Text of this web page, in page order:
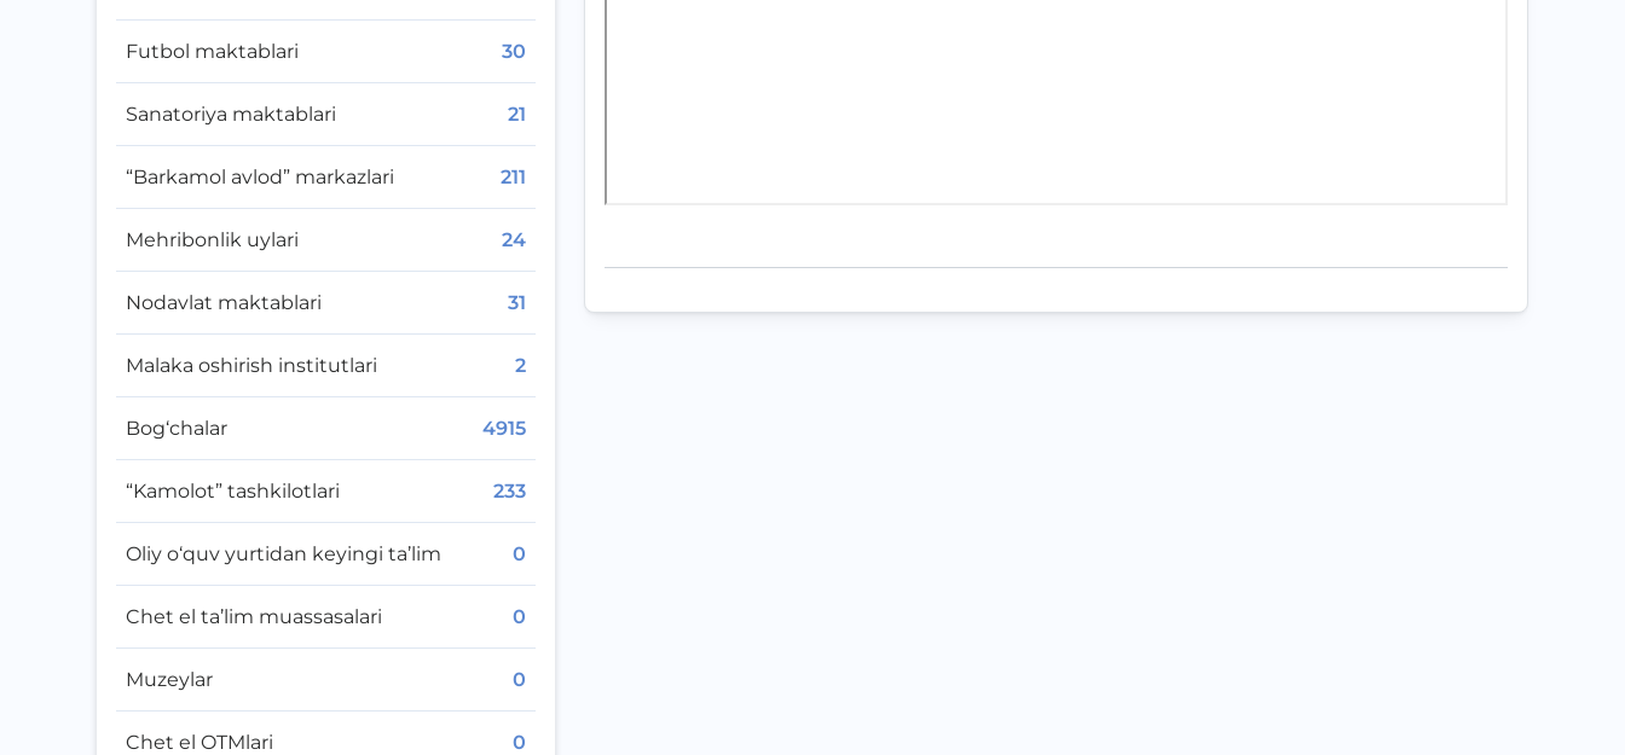
Futbol maktablari 30
Sanatoriya maktablari 21
“Barkamol avlod” markazlari 211
Mehribonlik uylari 24
Nodavlat maktablari 31
Malaka oshirish institutlari 2
Bog‘chalar 4915
“Kamolot” tashkilotlari 233
Oliy o‘quv yurtidan keyingi ta’lim 0
Chet el ta’lim muassasalari 0
Muzeylar 0
Chet el OTMlari 0